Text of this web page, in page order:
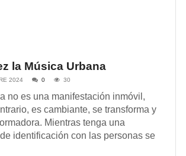
la Música Urbana
2024 0 30
no es una manifestación inmóvil,
es cambiante, se transforma y
Mientras tenga una
identificación con las personas se